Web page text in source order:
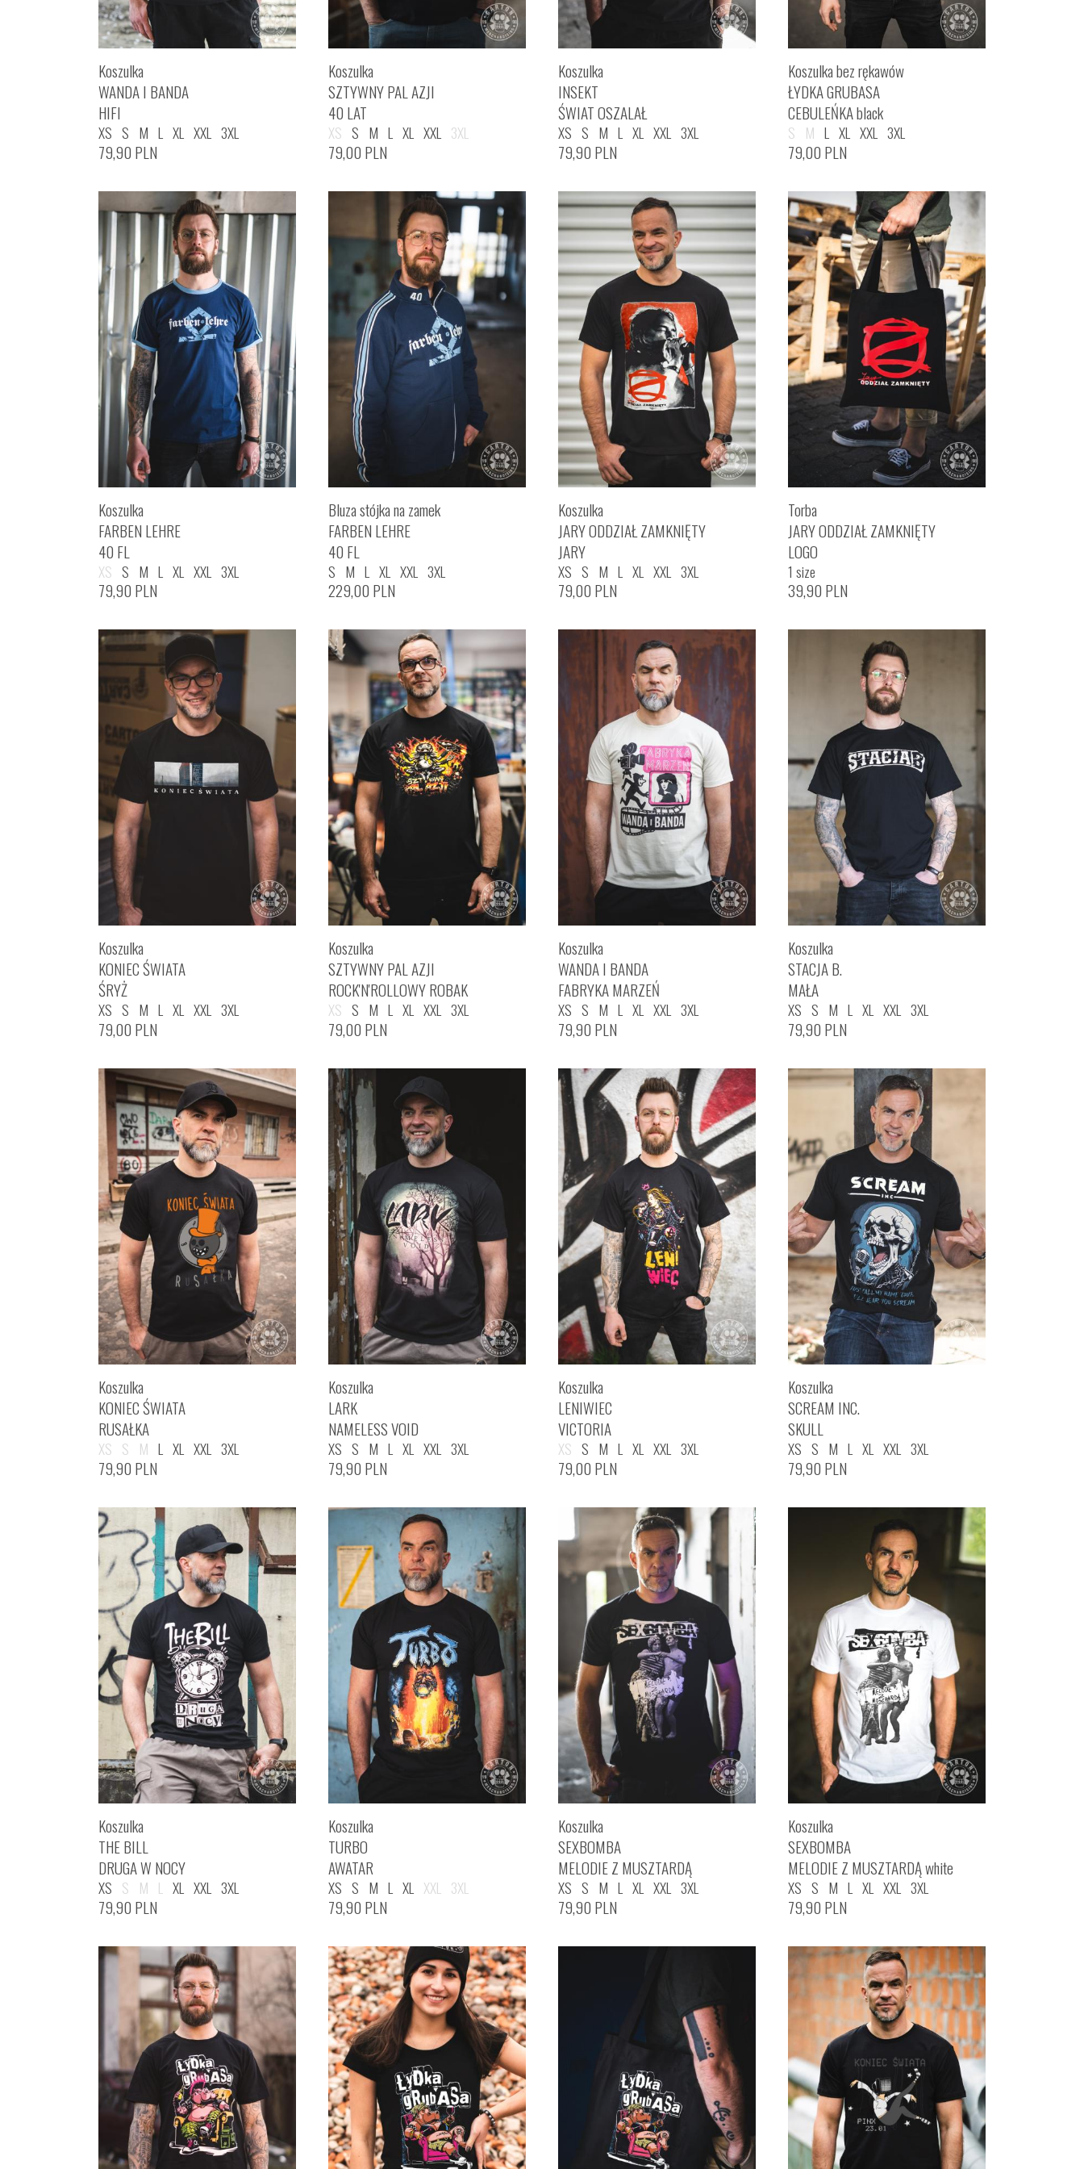
Koszulka
WANDA I BANDA
HIFI
XS S M L XL XXL 3XL
79,90 PLN
Koszulka
SZTYWNY PAL AZJI
40 LAT
XS S M L XL XXL 3XL
79,00 PLN
Koszulka
INSEKT
ŚWIAT OSZALAŁ
XS S M L XL XXL 3XL
79,90 PLN
Koszulka bez rękawów
ŁYDKA GRUBASA
CEBULEŃKA black
S M L XL XXL 3XL
79,00 PLN
Koszulka
FARBEN LEHRE
40 FL
XS S M L XL XXL 3XL
79,90 PLN
Bluza stójka na zamek
FARBEN LEHRE
40 FL
S M L XL XXL 3XL
229,00 PLN
Koszulka
JARY ODDZIAŁ ZAMKNIĘTY
JARY
XS S M L XL XXL 3XL
79,00 PLN
Torba
JARY ODDZIAŁ ZAMKNIĘTY
LOGO
1 size
39,90 PLN
Koszulka
KONIEC ŚWIATA
ŚRYŻ
XS S M L XL XXL 3XL
79,00 PLN
Koszulka
SZTYWNY PAL AZJI
ROCK'N'ROLLOWY ROBAK
XS S M L XL XXL 3XL
79,00 PLN
Koszulka
WANDA I BANDA
FABRYKA MARZEŃ
XS S M L XL XXL 3XL
79,90 PLN
Koszulka
STACJA B.
MAŁA
XS S M L XL XXL 3XL
79,90 PLN
Koszulka
KONIEC ŚWIATA
RUSAŁKA
XS S M L XL XXL 3XL
79,90 PLN
Koszulka
LARK
NAMELESS VOID
XS S M L XL XXL 3XL
79,90 PLN
Koszulka
LENIWIEC
VICTORIA
XS S M L XL XXL 3XL
79,00 PLN
Koszulka
SCREAM INC.
SKULL
XS S M L XL XXL 3XL
79,90 PLN
Koszulka
THE BILL
DRUGA W NOCY
XS S M L XL XXL 3XL
79,90 PLN
Koszulka
TURBO
AWATAR
XS S M L XL XXL 3XL
79,90 PLN
Koszulka
SEXBOMBA
MELODIE Z MUSZTARDĄ
XS S M L XL XXL 3XL
79,90 PLN
Koszulka
SEXBOMBA
MELODIE Z MUSZTARDĄ white
XS S M L XL XXL 3XL
79,90 PLN